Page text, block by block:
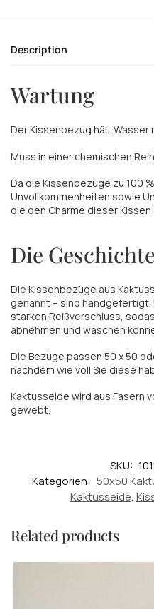
Description
Wartung
Der Kissenbezug hält Wasser
Muss in einer chemischen
Da die Kissenbezüge zu 100
Unvollkommenheiten sowie
die den Charme dieser Kissen
Die
Die Kissenbezüge aus
genannt – sind
starken Reißverschluss,
abnehmen und waschen
Die Bezüge passen 50 x 50
nachdem wie voll Sie diese
Kaktusseide wird aus Fasern
gewebt.
SKU:
Kategorien: 50x50
Kaktusseide,
Related products